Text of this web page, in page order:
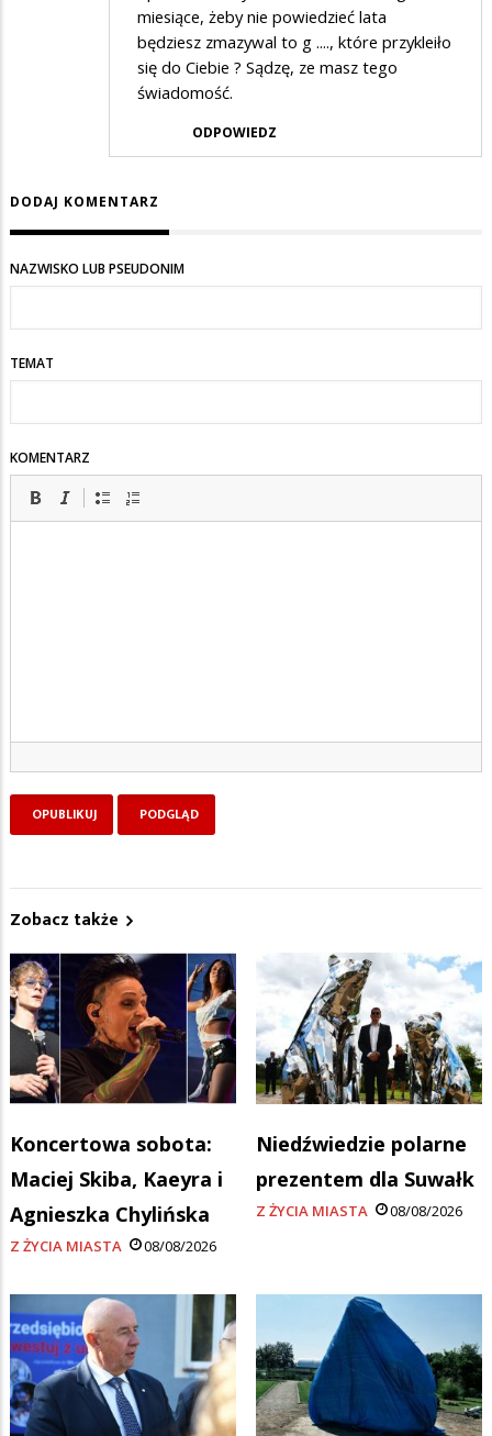
miesiące, żeby nie powiedzieć lata
będziesz zmazywal to g ...., które przykleiło
się do Ciebie ? Sądzę, ze masz tego
świadomość.
ODPOWIEDZ
DODAJ KOMENTARZ
NAZWISKO LUB PSEUDONIM
TEMAT
KOMENTARZ
Zobacz także
Koncertowa sobota:
Maciej Skiba, Kaeyra i
Agnieszka Chylińska
Z ŻYCIA MIASTA 08/08/2026
Niedźwiedzie polarne
prezentem dla Suwałk
Z ŻYCIA MIASTA 08/08/2026